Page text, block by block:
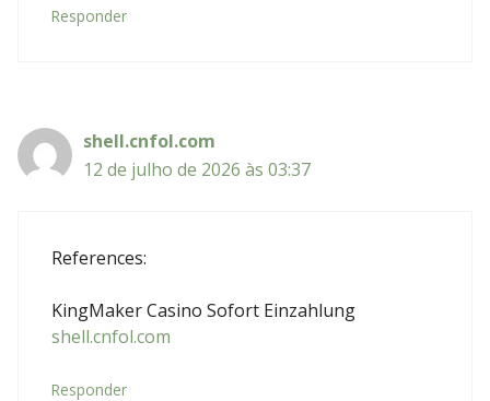
Responder
shell.cnfol.com
12 de julho de 2026 às 03:37
References:
KingMaker Casino Sofort Einzahlung
shell.cnfol.com
Responder